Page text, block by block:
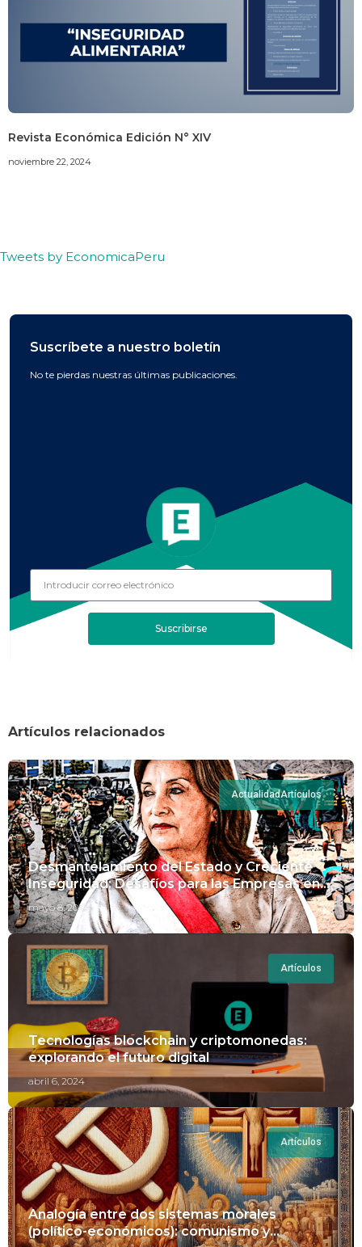
Revista Económica Edición N° XIV
noviembre 22, 2024
Tweets by EconomicaPeru
Suscríbete a nuestro boletín
No te pierdas nuestras últimas publicaciones.
Suscribirse
Artículos relacionados
ActualidadArtículos
Desmantelamiento del Estado y Creciente
Inseguridad: Desafíos para las Empresas en
Perú.
mayo 8, 2024
Artículos
Tecnologías blockchain y criptomonedas:
explorando el futuro digital
abril 6, 2024
Artículos
Analogía entre dos sistemas morales
(político-económicos): comunismo y